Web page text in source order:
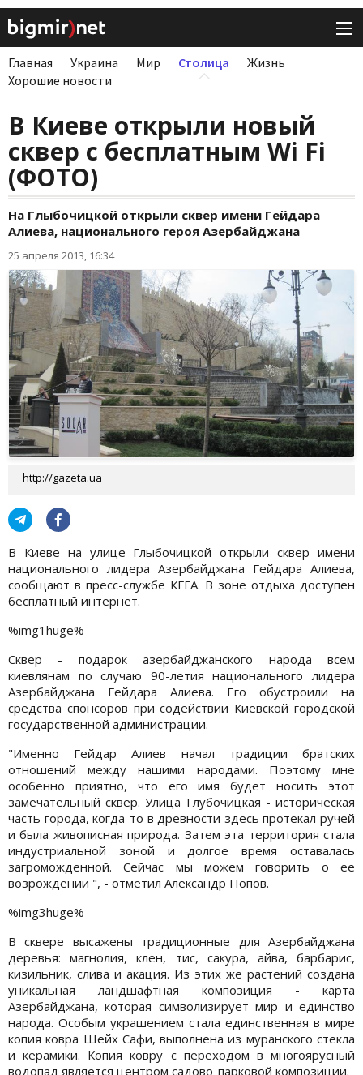
Главная Украина Мир Столица
Жизнь
Хорошие новости
В Киеве открыли новый
сквер c бесплатным Wi Fi
(ФОТО)
На Глыбочицкой открыли сквер имени Гейдара
Алиева, национального героя Азербайджана
25 апреля 2013, 16:34
http://gazeta.ua
В Киеве на улице Глыбочицкой открыли сквер имени
национального лидера Азербайджана Гейдара Алиева,
сообщают в пресс-службе КГГА. В зоне отдыха доступен
бесплатный интернет.
%img1huge%
Сквер - подарок азербайджанского народа всем
киевлянам по случаю 90-летия национального лидера
Азербайджана Гейдара Алиева. Его обустроили на
средства спонсоров при содействии Киевской городской
государственной администрации.
"Именно Гейдар Алиев начал традиции братских
отношений между нашими народами. Поэтому мне
особенно приятно, что его имя будет носить этот
замечательный сквер. Улица Глубочицкая - историческая
часть города, когда-то в древности здесь протекал ручей
и была живописная природа. Затем эта территория стала
индустриальной зоной и долгое время оставалась
загроможденной. Сейчас мы можем говорить о ее
возрождении ", - отметил Александр Попов.
%img3huge%
В сквере высажены традиционные для Азербайджана
деревья: магнолия, клен, тис, сакура, айва, барбарис,
кизильник, слива и акация. Из этих же растений создана
уникальная ландшафтная композиция - карта
Азербайджана, которая символизирует мир и единство
народа. Особым украшением стала единственная в мире
копия ковра Шейх Сафи, выполнена из муранского стекла
и керамики. Копия ковру с переходом в многоярусный
водопад является центром садово-парковой композиции.